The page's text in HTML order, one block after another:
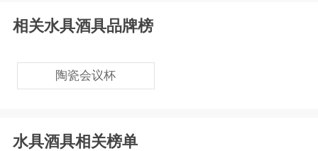
相关水具酒具品牌榜
陶瓷会议杯
水具酒具相关榜单